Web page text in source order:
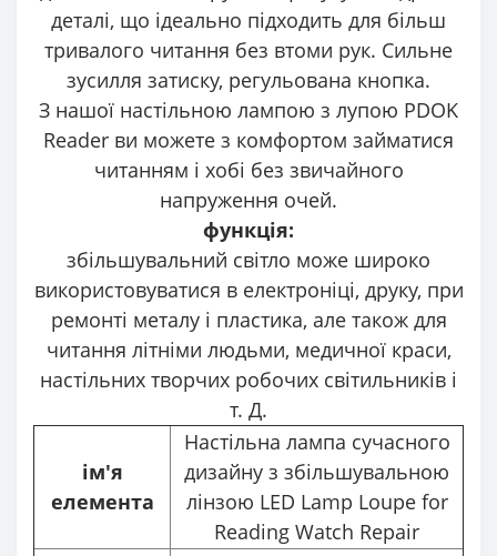
деталі, що ідеально підходить для більш
тривалого читання без втоми рук. Сильне
зусилля затиску, регульована кнопка.
З нашої настільною лампою з лупою PDOK
Reader ви можете з комфортом займатися
читанням і хобі без звичайного
напруження очей.
функція:
збільшувальний світло може широко
використовуватися в електроніці, друку, при
ремонті металу і пластика, але також для
читання літніми людьми, медичної краси,
настільних творчих робочих світильників і
т. Д.
ім'я
елемента
Настільна лампа сучасного
дизайну з збільшувальною
лінзою LED Lamp Loupe for
Reading Watch Repair